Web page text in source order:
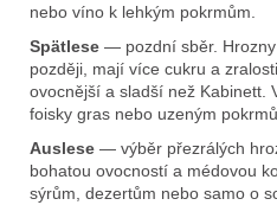
nebo víno k lehkým pokrmům.
Spätlese — pozdní sběr.
později, mají více cukru a
ovocnější a sladší než Kabinett.
foisky gras nebo uzeným
Auslese — výběr přezrálých
bohatou ovocností a médovou
sýrům, dezertům nebo samo o